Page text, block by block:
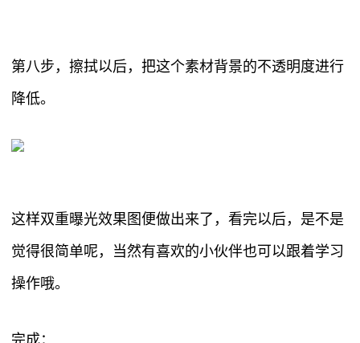
第八步，擦拭以后，把这个素材背景的不透明度进行
降低。
这样双重曝光效果图便做出来了，看完以后，是不是
觉得很简单呢，当然有喜欢的小伙伴也可以跟着学习
操作哦。
完成：